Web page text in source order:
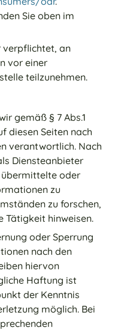
Sie oben im
verpflichtet, an
vor einer
teilzunehmen.
gemäß § 7 Abs.1
diesen Seiten nach
verantwortlich. Nach
Diensteanbieter
oder
zu
zu forschen,
Tätigkeit hinweisen.
oder Sperrung
nach den
hiervon
Haftung ist
der Kenntnis
möglich. Bei